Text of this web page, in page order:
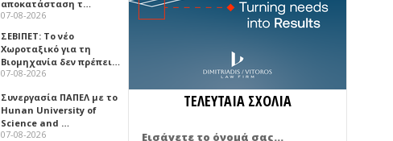
αποκατάσταση τ…
07-08-2026
ΣΕΒΙΠΕΤ: Το νέο
Χωροταξικό για τη
Βιομηχανία δεν πρέπει…
07-08-2026
Συνεργασία ΠΑΠΕΛ με το
Hunan University of
Science and …
07-08-2026
ΤΕΛΕΥΤΑΙΑ ΣΧΟΛΙΑ
Εισάγετε το όνομά σας...